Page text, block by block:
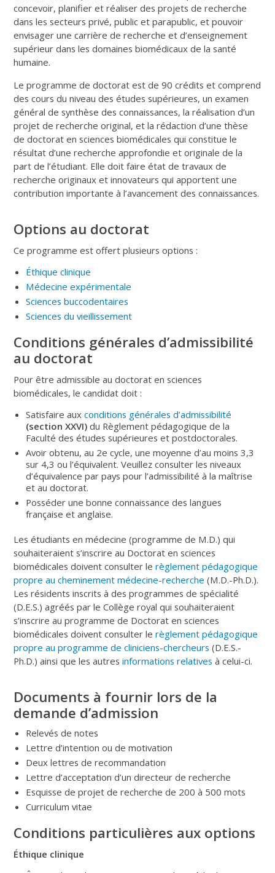
concevoir, planifier et réaliser des projets de recherche
dans les secteurs privé, public et parapublic, et pouvoir
envisager une carrière de recherche et d’enseignement
supérieur dans les domaines biomédicaux de la santé
humaine.
Le programme de doctorat est de 90 crédits et comprend
des cours du niveau des études supérieures, un examen
général de synthèse des connaissances, la réalisation d’un
projet de recherche original, et la rédaction d’une thèse
de doctorat en sciences biomédicales qui constitue le
résultat d’une recherche approfondie et originale de la
part de l’étudiant. Elle doit faire état de travaux de
recherche originaux et innovateurs qui apportent une
contribution importante à l’avancement des connaissances.
Options au doctorat
Ce programme est offert plusieurs options :
Éthique clinique
Médecine expérimentale
Sciences buccodentaires
Sciences du vieillissement
Conditions générales d’admissibilité
au doctorat
Pour être admissible au doctorat en sciences
biomédicales, le candidat doit :
Satisfaire auxconditions générales d’admissibilité
(section XXVI) du Règlement pédagogique de la
Faculté des études supérieures et postdoctorales.
Avoir obtenu, au 2e cycle, une moyenne d’au moins 3,3
sur 4,3 ou l’équivalent. Veuillez consulter les niveaux
d’équivalence par pays pour l’admissibilité à la maîtrise
et au doctorat.
Posséder une bonne connaissance des langues
française et anglaise.
Les étudiants en médecine (programme de M.D.) qui
souhaiteraient s’inscrire au Doctorat en sciences
biomédicales doivent consulter lerèglement pédagogique
propre au cheminement médecine-recherche (M.D.-Ph.D.).
Les résidents inscrits à des programmes de spécialité
(D.E.S.) agréés par le Collège royal qui souhaiteraient
s’inscrire au programme de Doctorat en sciences
biomédicales doivent consulter lerèglement pédagogique
propre au programme de cliniciens-chercheurs (D.E.S.-
Ph.D.) ainsi que les autresinformations relatives à celui-ci.
Documents à fournir lors de la
demande d’admission
Relevés de notes
Lettre d’intention ou de motivation
Deux lettres de recommandation
Lettre d’acceptation d’un directeur de recherche
Esquisse de projet de recherche de 200 à 500 mots
Curriculum vitae
Conditions particulières aux options
Éthique clinique